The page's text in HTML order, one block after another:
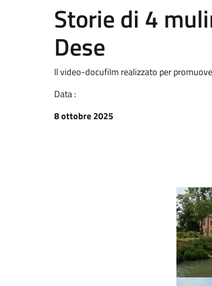
Storie di 4
Dese
Il video-docufilm realizzato per
Data :
8 ottobre 2025